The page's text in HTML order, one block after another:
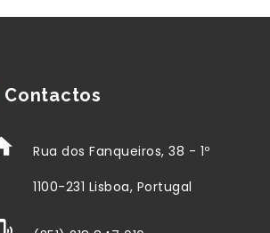
Contactos
Rua dos Fanqueiros, 38 - 1º
1100-231 Lisboa, Portugal